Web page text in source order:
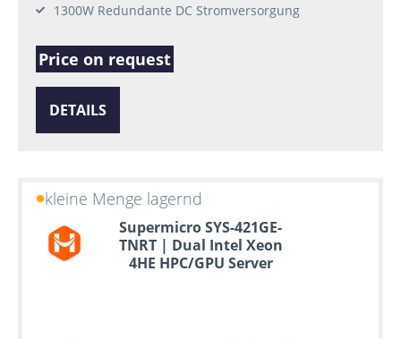
1300W Redundante DC Stromversorgung
Price on request
DETAILS
kleine Menge lagernd
Supermicro SYS-421GE-
TNRT | Dual Intel Xeon
4HE HPC/GPU Server